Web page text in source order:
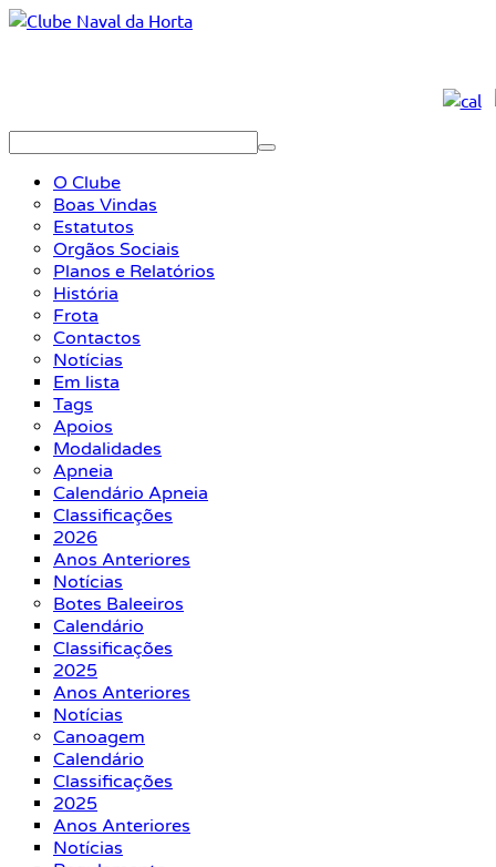
O Clube
Boas Vindas
Estatutos
Orgãos Sociais
Planos e Relatórios
História
Frota
Contactos
Notícias
Em lista
Tags
Apoios
Modalidades
Apneia
Calendário Apneia
Classificações
2026
Anos Anteriores
Notícias
Botes Baleeiros
Calendário
Classificações
2025
Anos Anteriores
Notícias
Canoagem
Calendário
Classificações
2025
Anos Anteriores
Notícias